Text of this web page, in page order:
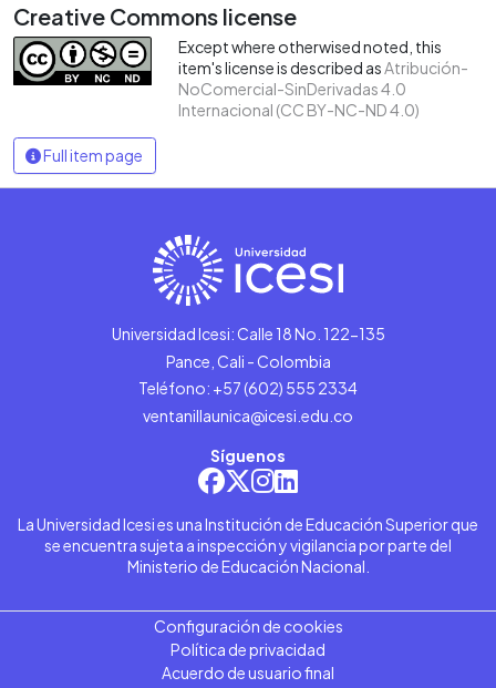
Creative Commons license
Except where otherwised noted, this
item's license is described asAtribución-
NoComercial-SinDerivadas 4.0
Internacional (CC BY-NC-ND 4.0)
Full item page
Universidad Icesi: Calle 18 No. 122-135
Pance, Cali - Colombia
Teléfono: +57 (602) 555 2334
ventanillaunica@icesi.edu.co
Síguenos
La Universidad Icesi es una Institución de Educación Superior que
se encuentra sujeta a inspección y vigilancia por parte del
Ministerio de Educación Nacional.
Configuración de cookies
Política de privacidad
Acuerdo de usuario final